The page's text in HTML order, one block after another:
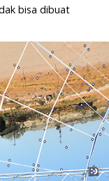
bisa dibuat